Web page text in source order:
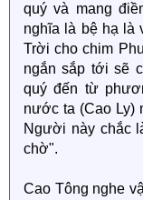
quý và mang
nghĩa là bệ hạ là
Trời cho chim
ngắn sắp tới sẽ
quý đến từ
nước ta (Cao Ly)
Người này chắc
chờ".
Cao Tông nghe